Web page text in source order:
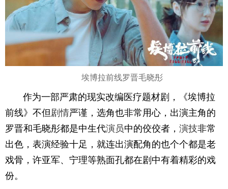
埃博拉前线罗晋毛晓彤
作为一部严肃的现实改编医疗题材剧，《埃博拉
前线》不但 剧情严谨，选角也非常用心，出演主角的
罗晋和毛晓彤都是中生代演员中的佼佼者， 演技非常
出色，表演经验十足，就连出演配角的也个个都是老
戏骨，许亚军、宁理等熟面孔都在剧中有着精彩的戏
份。